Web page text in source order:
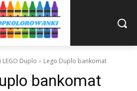
Duplo Lego Duplo bankomat
bankomat